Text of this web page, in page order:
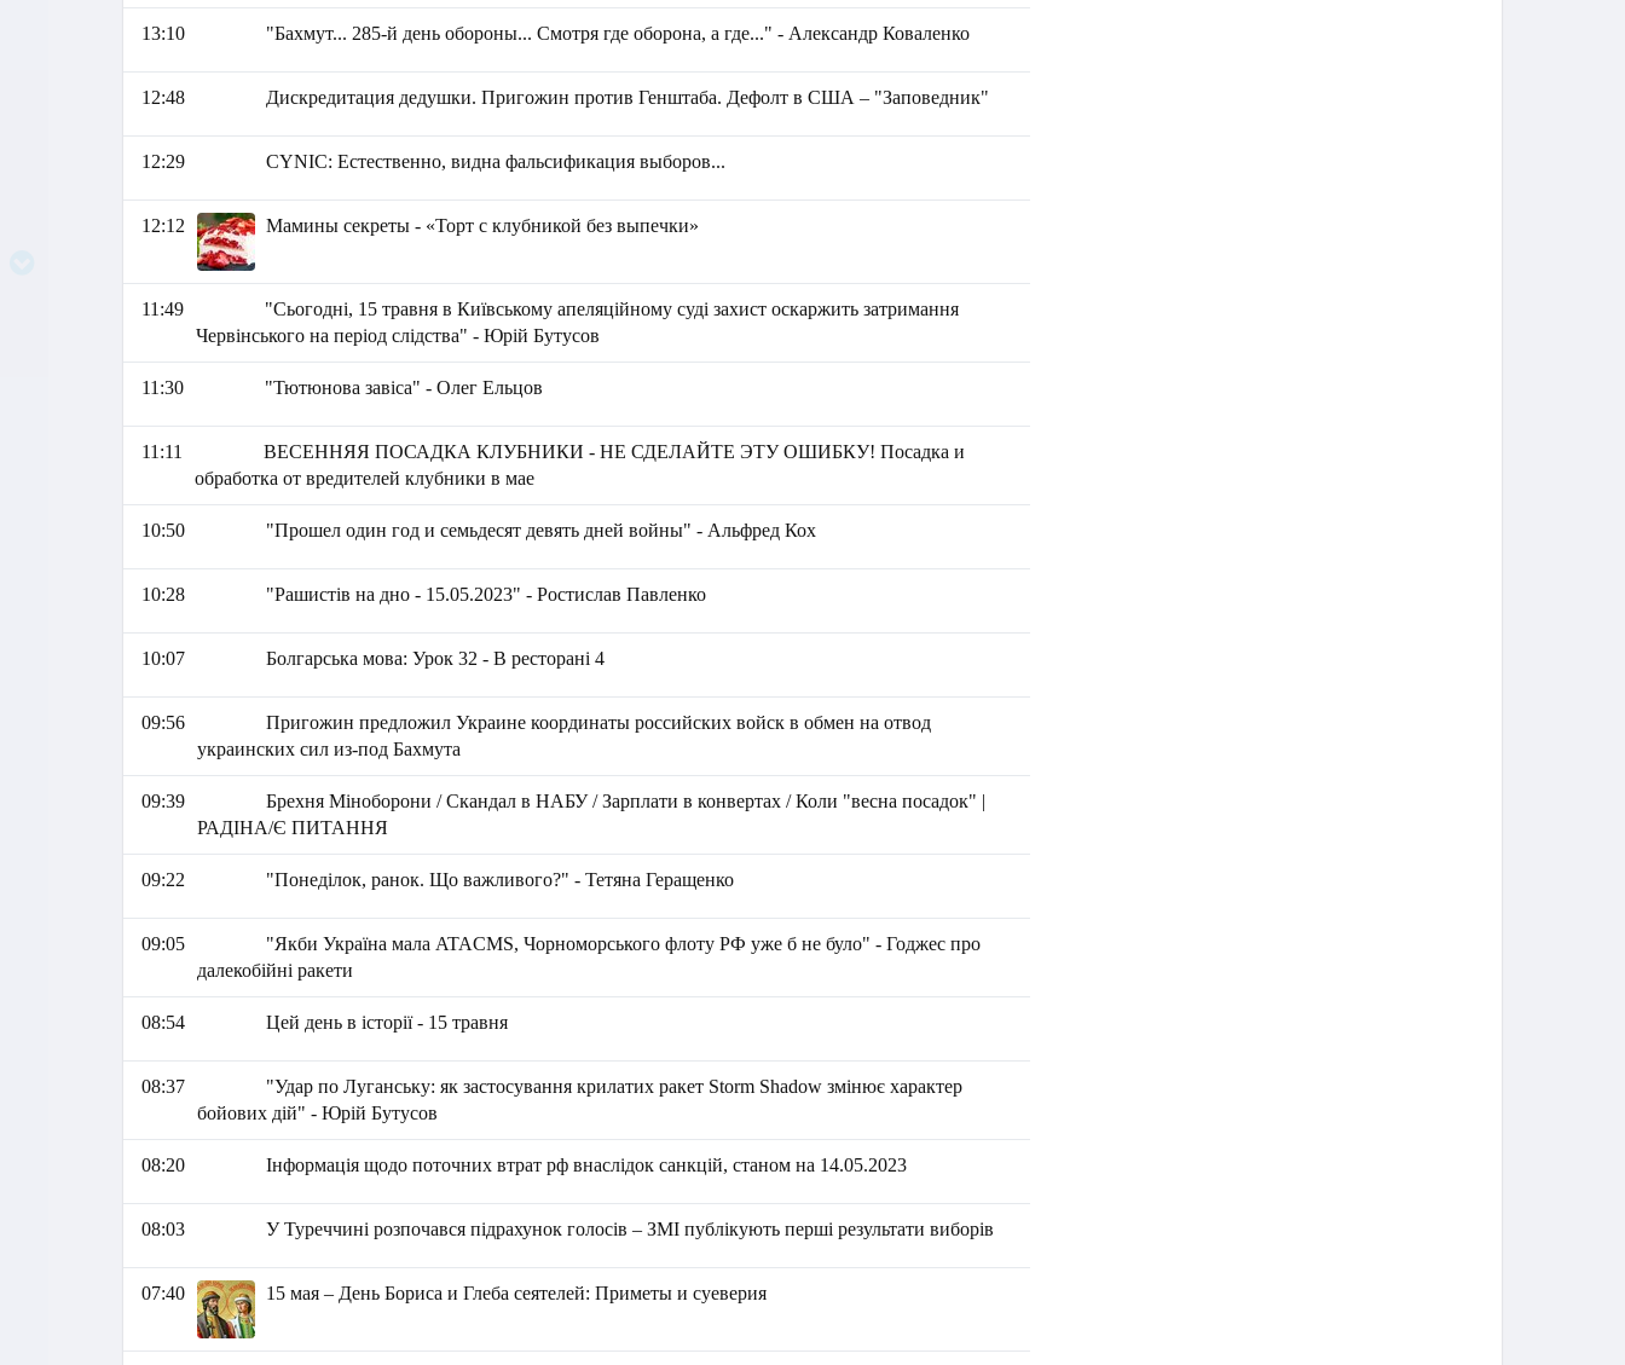
13:10 "Бахмут... 285-й день обороны... Смотря где оборона, а где..." - Александр Коваленко
12:48 Дискредитация дедушки. Пригожин против Генштаба. Дефолт в США – "Заповедник"
12:29 СYNIC: Естественно, видна фальсификация выборов...
12:12 Мамины секреты - «Торт с клубникой без выпечки»
11:49
"Сьогодні, 15 травня в Київському апеляційному суді захист оскаржить затримання
Червінського на період слідства" - Юрій Бутусов
11:30 "Тютюнова завіса" - Олег Ельцов
11:11
ВЕСЕННЯЯ ПОСАДКА КЛУБНИКИ - НЕ СДЕЛАЙТЕ ЭТУ ОШИБКУ! Посадка и
обработка от вредителей клубники в мае
10:50 "Прошел один год и семьдесят девять дней войны" - Альфред Кох
10:28 "Рашистів на дно - 15.05.2023" - Ростислав Павленко
10:07 Болгарська мова: Урок 32 - В ресторані 4
09:56
Пригожин предложил Украине координаты российских войск в обмен на отвод
украинских сил из-под Бахмута
09:39
Брехня Міноборони / Скандал в НАБУ / Зарплати в конвертах / Коли "весна посадок" |
РАДІНА/Є ПИТАННЯ
09:22 "Понеділок, ранок. Що важливого?" - Тетяна Геращенко
09:05
"Якби Україна мала ATACMS, Чорноморського флоту РФ уже б не було" - Годжес про
далекобійні ракети
08:54 Цей день в історії - 15 травня
08:37
"Удар по Луганську: як застосування крилатих ракет Storm Shadow змінює характер
бойових дій" - Юрій Бутусов
08:20 Інформація щодо поточних втрат рф внаслідок санкцій, станом на 14.05.2023
08:03 У Туреччині розпочався підрахунок голосів – ЗМІ публікують перші результати виборів
07:40 15 мая – День Бориса и Глеба сеятелей: Приметы и суеверия